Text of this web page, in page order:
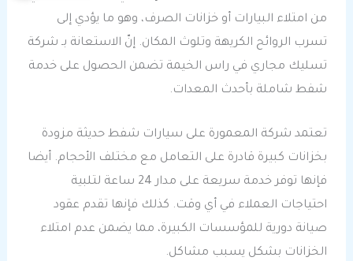
من امتلاء البيارات أو خزانات الصرف، وهو ما يؤدي إلى
تسرب الروائح الكريهة وتلوث المكان. إنّ الاستعانة بـ شركة
تسليك مجاري في راس الخيمة تضمن الحصول على خدمة
شفط شاملة بأحدث المعدات.
تعتمد شركة المعمورة على سيارات شفط حديثة مزودة
بخزانات كبيرة قادرة على التعامل مع مختلف الأحجام. أيضا
فإنها توفر خدمة سريعة على مدار 24 ساعة لتلبية
احتياجات العملاء في أي وقت. كذلك فإنها تقدم عقود
صيانة دورية للمؤسسات الكبيرة، مما يضمن عدم امتلاء
الخزانات بشكل يسبب مشاكل.